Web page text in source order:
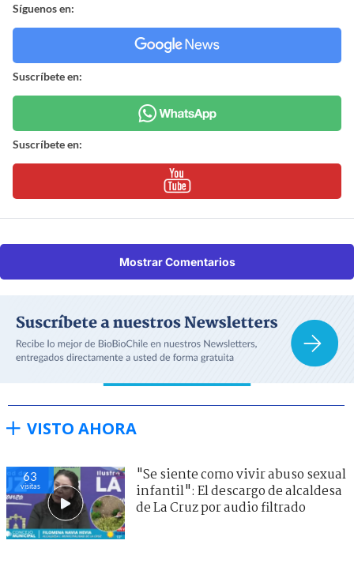
Síguenos en:
Suscríbete en:
Suscríbete en:
Mostrar Comentarios
VISTO AHORA
63
visitas
"Se siente como vivir abuso sexual
infantil": El descargo de alcaldesa
de La Cruz por audio filtrado